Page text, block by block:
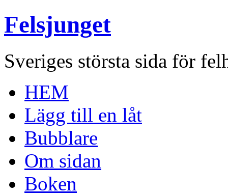
Felsjunget
Sveriges största sida för
HEM
Lägg till en låt
Bubblare
Om sidan
Boken